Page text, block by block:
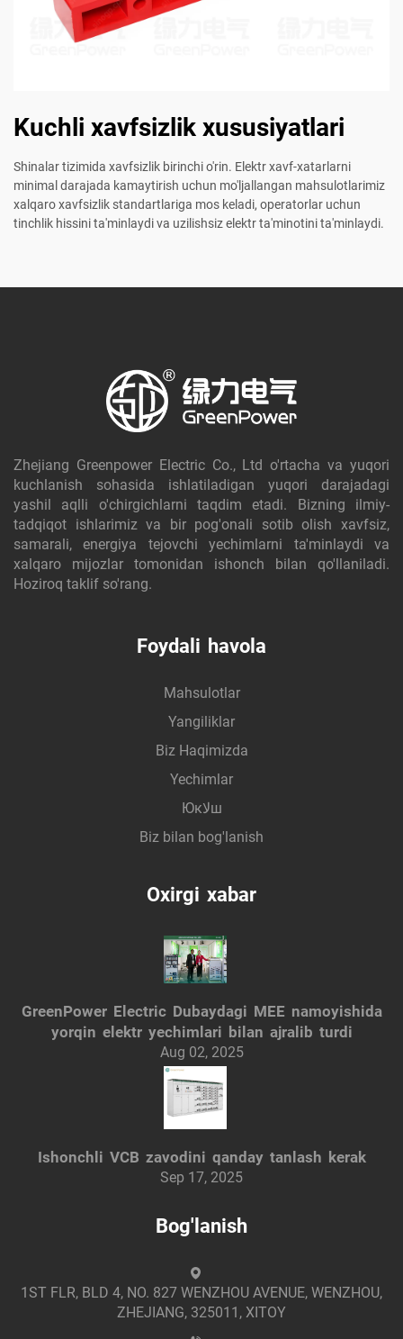
Kuchli xavfsizlik xususiyatlari
Shinalar tizimida xavfsizlik birinchi o'rin. Elektr xavf-xatarlarni
minimal darajada kamaytirish uchun mo'ljallangan mahsulotlarimiz
xalqaro xavfsizlik standartlariga mos keladi, operatorlar uchun
tinchlik hissini ta'minlaydi va uzilishsiz elektr ta'minotini ta'minlaydi.
Zhejiang Greenpower Electric Co., Ltd o'rtacha va yuqori
kuchlanish sohasida ishlatiladigan yuqori darajadagi
yashil aqlli o'chirgichlarni taqdim etadi. Bizning ilmiy-
tadqiqot ishlarimiz va bir pog'onali sotib olish xavfsiz,
samarali, energiya tejovchi yechimlarni ta'minlaydi va
xalqaro mijozlar tomonidan ishonch bilan qo'llaniladi.
Hoziroq taklif so'rang.
Foydali havola
Mahsulotlar
Yangiliklar
Biz Haqimizda
Yechimlar
Юкلاш
Biz bilan bog'lanish
Oxirgi xabar
GreenPower Electric Dubaydagi MEE namoyishida
yorqin elektr yechimlari bilan ajralib turdi
Aug 02, 2025
Ishonchli VCB zavodini qanday tanlash kerak
Sep 17, 2025
Bog'lanish
1ST FLR, BLD 4, NO. 827 WENZHOU AVENUE, WENZHOU,
ZHEJIANG, 325011, XITOY